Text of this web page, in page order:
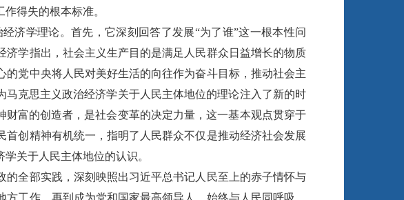
得失的根本标准。
学理论。首先，它深刻回答了发展“为了谁”这一根本性问
学指出，社会主义生产目的是满足人民群众日益增长的物质
党中央将人民对美好生活的向往作为奋斗目标，推动社会主
克思主义政治经济学关于人民主体地位的理论注入了新的时
富的创造者，是社会变革的决定力量，这一基本观点贯穿于
创精神有机统一，指明了人民群众不仅是推动经济社会发展
关于人民主体地位的认识。
全部实践，深刻映照出习近平总书记人民至上的赤子情怀与
工作，再到成为党和国家最高领导人，始终与人民同呼吸、